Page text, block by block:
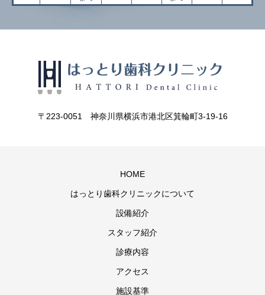
〒223-0051 神奈川県横浜市港北区箕輪町3-19-16
HOME
はっとり歯科クリニックについて
設備紹介
スタッフ紹介
診療内容
アクセス
施設基準